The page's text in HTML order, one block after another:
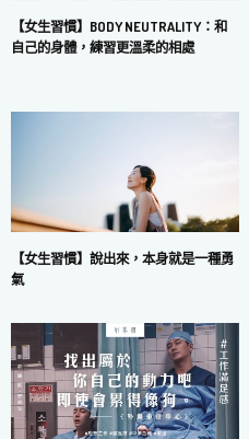
【女生習慣】BODY NEUTRALITY：和
自己的身體，練習更溫柔的相處
【女生習慣】說出來，本身就是一種勇
氣